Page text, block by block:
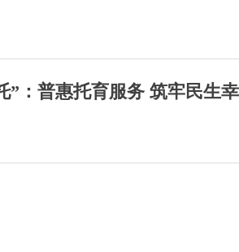
”：普惠托育服务 筑牢民生